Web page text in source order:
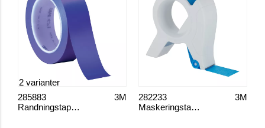
Randningstape, blå
3M
285883
2 varianter
Maskeringstapeapplikator Scotchblue 2090
3M
282233